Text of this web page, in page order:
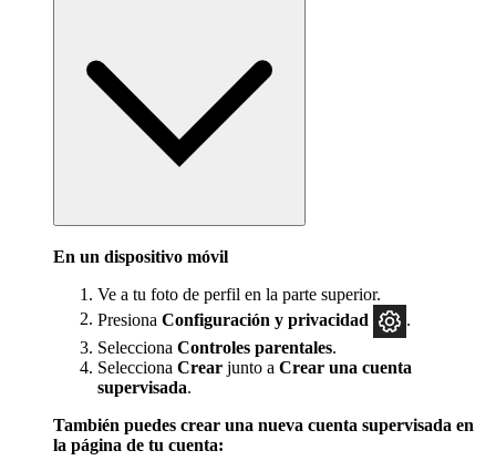
En un dispositivo móvil
Ve a tu foto de perfil en la parte superior.
Presiona Configuración y privacidad
Selecciona Controles parentales.
Selecciona Crear junto a Crear una cuenta
supervisada.
También puedes crear una nueva cuenta supervisada en
la página de tu cuenta: